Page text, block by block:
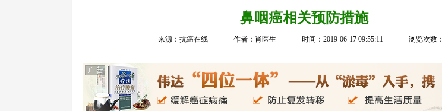
鼻咽癌相关预防措施
来源：抗癌在线 作者：肖医生 时间：2019-06-17 09:55:11 浏览次数：